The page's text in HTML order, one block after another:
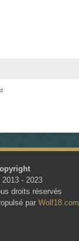
- 2023
droits réservés
par Wolf18.com